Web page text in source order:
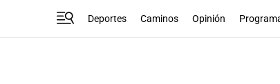
Deportes Caminos Opinión